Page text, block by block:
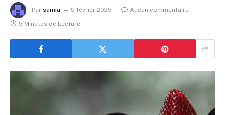
Par samia 5 février 2025
Aucun commentaire
5 Minutes de Lecture